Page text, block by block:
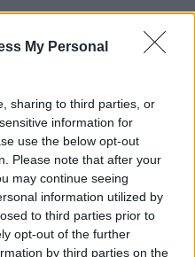
My Personal
sharing to third parties, or
information for
use the below opt-out
Please note that after your
may continue seeing
information utilized by
to third parties prior to
opt-out of the further
by third parties on the